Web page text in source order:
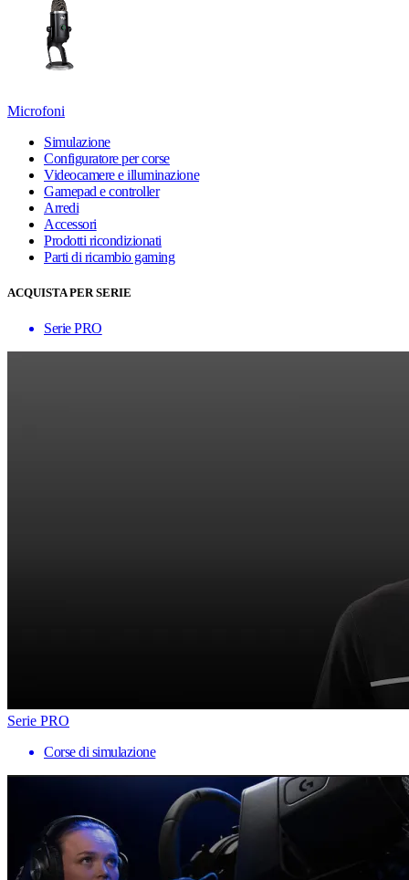
Microfoni
Simulazione
Configuratore per corse
Videocamere e illuminazione
Gamepad e controller
Arredi
Accessori
Prodotti ricondizionati
Parti di ricambio gaming
ACQUISTA PER SERIE
Serie PRO
Serie PRO
Corse di simulazione